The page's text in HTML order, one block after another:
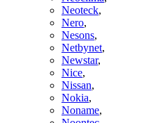
Neoteck,
Nero,
Nesons,
Netbynet,
Newstar,
Nice,
Nissan,
Nokia,
Noname,